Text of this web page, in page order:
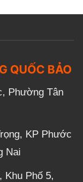
QUỐC BẢO
Phường Tân
KP Phước
Nai
Khu Phố 5,